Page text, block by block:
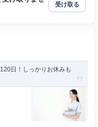
受け取る
日！しっかりお休みも